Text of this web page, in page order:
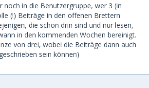
in die Benutzergruppe, wer 3 (in
(!) Beiträge in den offenen Brettern
die schon drin sind und nur lesen,
in den kommenden Wochen bereinigt.
von drei, wobei die Beiträge dann auch
sein können)